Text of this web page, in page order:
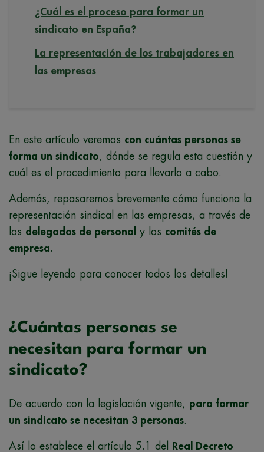
¿Cuál es el proceso para formar un
sindicato en España?
La representación de los trabajadores en
las empresas
En este artículo veremos con cuántas personas se
forma un sindicato, dónde se regula esta cuestión y
cuál es el procedimiento para llevarlo a cabo.
Además, repasaremos brevemente cómo funciona la
representación sindical en las empresas, a través de
los delegados de personal y los comités de
empresa.
¡Sigue leyendo para conocer todos los detalles!
¿Cuántas personas se
necesitan para formar un
sindicato?
De acuerdo con la legislación vigente, para formar
un sindicato se necesitan 3 personas.
Así lo establece el artículo 5.1 del
Real Decreto